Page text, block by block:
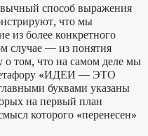
способ выражения
что мы
из более конкретного
случае — из понятия
о том, что на самом деле мы
«ИДЕИ — ЭТО
буквами указаны
на первый план
которого «перенесен»